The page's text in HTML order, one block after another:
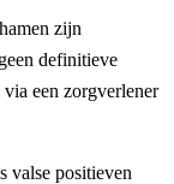
zijn
definitieve
een zorgverlener
valse positieven